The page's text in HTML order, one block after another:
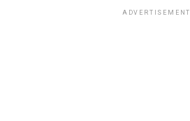
ADVERTISEMENT